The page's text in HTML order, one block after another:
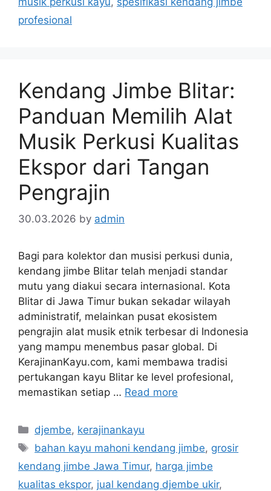
profesional
Kendang Jimbe Blitar:
Panduan Memilih Alat
Musik Perkusi Kualitas
Ekspor dari Tangan
Pengrajin
30.03.2026 by admin
Bagi para kolektor dan musisi perkusi dunia,
kendang jimbe Blitar telah menjadi standar
mutu yang diakui secara internasional. Kota
Blitar di Jawa Timur bukan sekadar wilayah
administratif, melainkan pusat ekosistem
pengrajin alat musik etnik terbesar di Indonesia
yang mampu menembus pasar global. Di
KerajinanKayu.com, kami membawa tradisi
pertukangan kayu Blitar ke level profesional,
memastikan setiap … Read more
Categories
djembe, kerajinankayu
Tags
bahan kayu mahoni kendang jimbe, grosir
kendang jimbe Jawa Timur, harga jimbe
kualitas ekspor, jual kendang djembe ukir,